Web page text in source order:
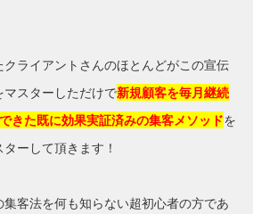
ライアントさんのほとんどがこの宣伝
スターしただけで新規顧客を毎月継続
きた既に効果実証済みの集客メソッドを
ーして頂きます！
客法を何も知らない超初心者の方であ